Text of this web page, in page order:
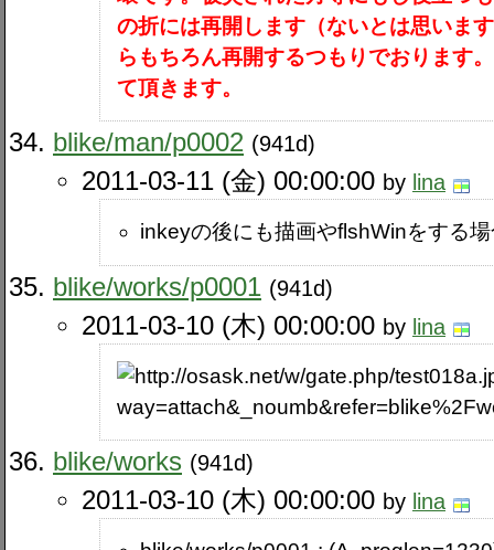
の折には再開します（ないとは思いま
らもちろん再開するつもりでおります
て頂きます。
blike​/man​/p0002 (941d)
2011-03-11 (金) 00:00:00 by lina
inkeyの後にも描画やflshWinをする
blike​/works​/p0001 (941d)
2011-03-10 (木) 00:00:00 by lina
blike​/works (941d)
2011-03-10 (木) 00:00:00 by lina